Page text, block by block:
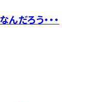
だろう・・・